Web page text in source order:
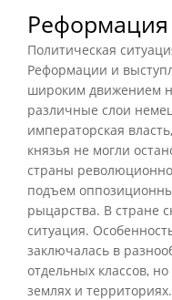
Политическая
Реформации и
широким движением
различные слои
императорская
князья не могли
страны
подъем
рыцарства. В стране
ситуация.
заключалась в
отдельных классов,
землях и